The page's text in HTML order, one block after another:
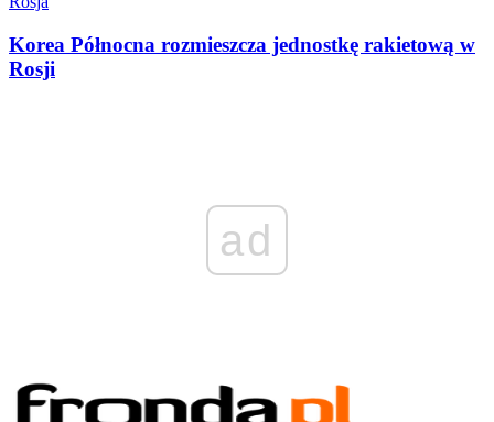
Korea Północna rozmieszcza jednostkę rakietową w
Rosji
ad